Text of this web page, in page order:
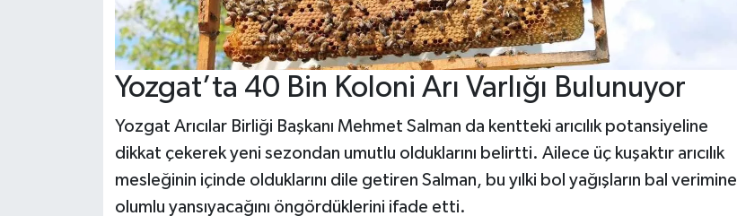
Yozgat’ta 40 Bin Koloni Arı Varlığı Bulunuyor
Yozgat Arıcılar Birliği Başkanı Mehmet Salman da kentteki arıcılık potansiyeline
dikkat çekerek yeni sezondan umutlu olduklarını belirtti. Ailece üç kuşaktır arıcılık
mesleğinin içinde olduklarını dile getiren Salman, bu yılki bol yağışların bal verimine
olumlu yansıyacağını öngördüklerini ifade etti.